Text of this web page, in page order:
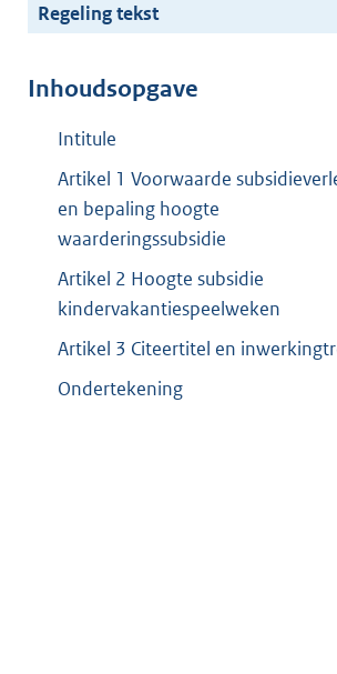
Regeling tekst
Inhoudsopgave
Intitule
Artikel 1 Voorwaarde
en bepaling hoogte
waarderingssubsidie
Artikel 2 Hoogte subsidie
kindervakantiespeelweken
Artikel 3 Citeertitel en
Ondertekening